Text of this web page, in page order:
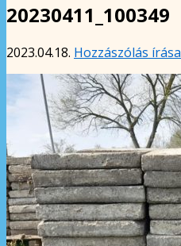
20230411_100349
2023.04.18. Hozzászólás írása